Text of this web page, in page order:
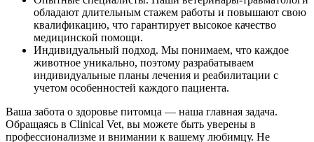
обладают длительным стажем работы и повышают свою
квалификацию, что гарантирует высокое качество
медицинской помощи.
Индивидуальный подход. Мы понимаем, что каждое
животное уникально, поэтому разрабатываем
индивидуальные планы лечения и реабилитации с
учетом особенностей каждого пациента.
Ваша забота о здоровье питомца — наша главная задача.
Обращаясь в Clinical Vet, вы можете быть уверены в
профессионализме и внимании к вашему любимцу. Не